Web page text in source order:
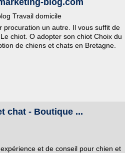
blog.com
Travail domicile
procuration un autre. Il vous suffit de
chiot. O adopter son chiot Choix du
de chiens et chats en Bretagne.
chat - Boutique ...
et de conseil pour chien et